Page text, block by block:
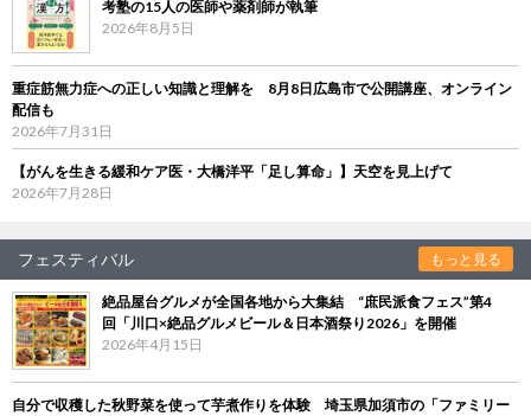
考塾の15人の医師や薬剤師が執筆
2026年8月5日
重症筋無力症への正しい知識と理解を 8月8日広島市で公開講座、オンライン
配信も
2026年7月31日
【がんを生きる緩和ケア医・大橋洋平「足し算命」】天空を見上げて
2026年7月28日
フェスティバル もっと見る
絶品屋台グルメが全国各地から大集結 “庶民派食フェス”第4
回「川口×絶品グルメビール＆日本酒祭り2026」を開催
2026年4月15日
自分で収穫した秋野菜を使って芋煮作りを体験 埼玉県加須市の「ファミリー